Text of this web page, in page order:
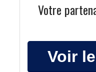
Votre